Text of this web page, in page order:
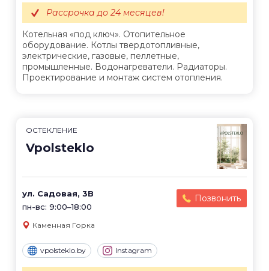
Котельная «под ключ». Отопительное
оборудование. Котлы твердотопливные,
электрические, газовые, пеллетные,
промышленные. Водонагреватели. Радиаторы.
Проектирование и монтаж систем отопления.
Рассрочка до 24 месяцев!
ОСТЕКЛЕНИЕ
Vpolsteklo
ул. Садовая, 3В
пн-вс: 9:00–18:00
Позвонить
Каменная Горка
vpolsteklo.by Instagram